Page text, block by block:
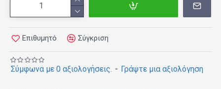
Σύμφωνα με 0 αξιολογήσεις. - Γράψτε μια αξιολόγηση
Επιθυμητό Σύγκριση